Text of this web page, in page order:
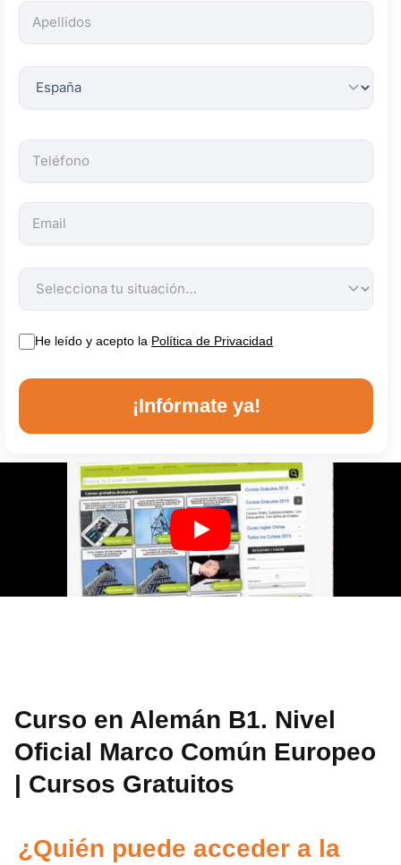
son
obligatorios.
He leído y acepto la Política de Privacidad
¡Infórmate ya!
Curso en Alemán B1. Nivel
Oficial Marco Común Europeo
| Cursos Gratuitos
¿Quién puede acceder a la